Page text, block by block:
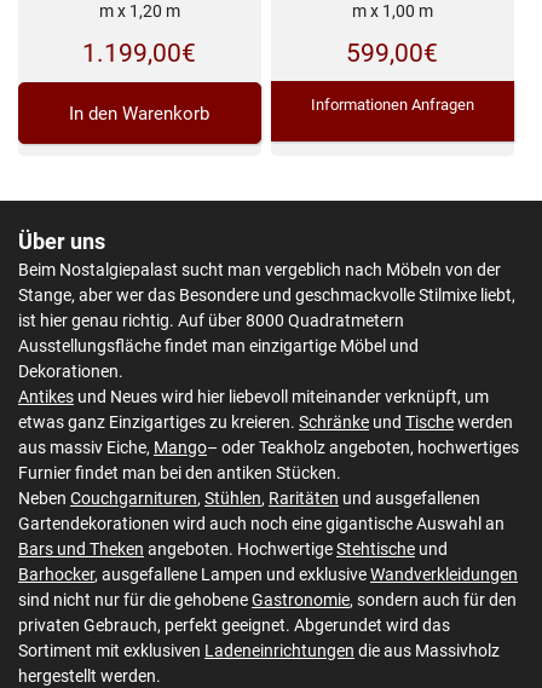
m x 1,20 m
1.199,00€
In den Warenkorb
m x 1,00 m
599,00€
Informationen Anfragen
Über uns
Beim Nostalgiepalast sucht man vergeblich nach Möbeln von der
Stange, aber wer das Besondere und geschmackvolle Stilmixe liebt,
ist hier genau richtig. Auf über 8000 Quadratmetern
Ausstellungsfläche findet man einzigartige Möbel und
Dekorationen.
Antikes und Neues wird hier liebevoll miteinander verknüpft, um
etwas ganz Einzigartiges zu kreieren. Schränke und Tischewerden
aus massiv Eiche, Mango– oder Teakholz angeboten, hochwertiges
Furnier findet man bei den antiken Stücken.
Neben Couchgarnituren, Stühlen, Raritäten und ausgefallenen
Gartendekorationen wird auch noch eine gigantische Auswahl an
Bars und Theken angeboten. HochwertigeStehtische und
Barhocker, ausgefallene Lampen und exklusiveWandverkleidungen
sind nicht nur für die gehobeneGastronomie, sondern auch für den
privaten Gebrauch, perfekt geeignet. Abgerundet wird das
Sortiment mit exklusiven Ladeneinrichtungen die aus Massivholz
hergestellt werden.